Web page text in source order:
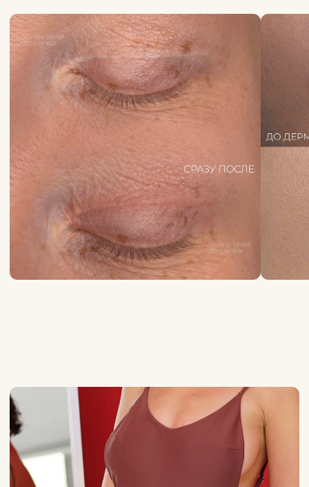
несколько процедур, которые эффективно
выравнивают и значительно уменьшают
их видимость: коллагенотерапия, фракционная
мезотерпия Дермапен, перманентный макияж-
камуфляж.
Шрам должен быть полностью зажившим
и стабильным, не менее 1 года после его
появления. Рубец должен быть белесым
и не иметь яркого воспаления. Процедура
может замаскировать цвет, но не изменить
рельеф шрама.